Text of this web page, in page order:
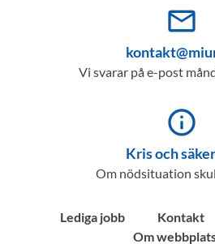
mail_outline
Vi svarar på e-post
info_outline
Kris och
Om nödsituation
Lediga jobb Kontakt
Om